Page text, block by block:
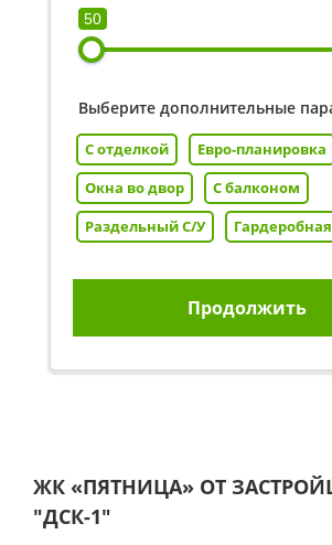
50
Выберите дополнительные
С отделкой
Евро-планировка
Окна во двор
С балконом
Раздельный С/У
Гардеробная
Продолжить
ЖК «ПЯТНИЦА» ОТ
"ДСК-1"